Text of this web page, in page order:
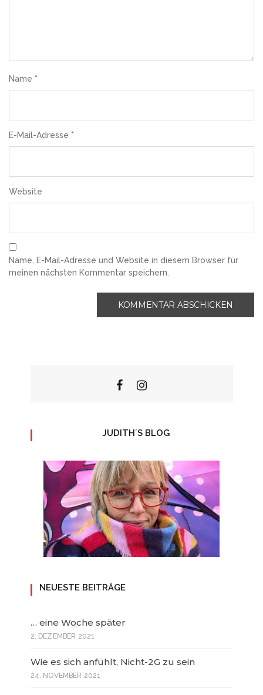
Name *
E-Mail-Adresse *
Website
Name, E-Mail-Adresse und Website in diesem Browser für
meinen nächsten Kommentar speichern.
JUDITH´S BLOG
NEUESTE BEITRÄGE
… eine Woche später
2. DEZEMBER 2021
Wie es sich anfühlt, Nicht-2G zu sein
24. NOVEMBER 2021